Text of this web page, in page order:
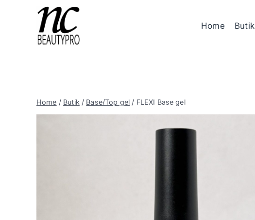
Home Butik
Home / Butik / Base/Top gel / FLEXI Base gel